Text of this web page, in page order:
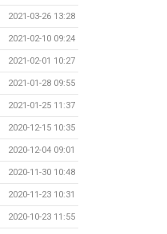
2021-03-26 13:28
2021-02-10 09:24
2021-02-01 10:27
2021-01-28 09:55
2021-01-25 11:37
2020-12-15 10:35
2020-12-04 09:01
2020-11-30 10:48
2020-11-23 10:31
2020-10-23 11:55